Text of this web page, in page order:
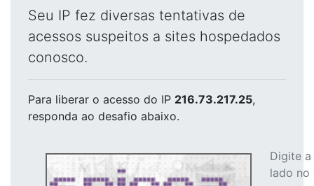
Seu IP fez diversas tentativas de
acessos suspeitos a sites hospedados
conosco.
Para liberar o acesso do IP 216.73.217.25,
responda ao desafio abaixo.
Digite
lado no